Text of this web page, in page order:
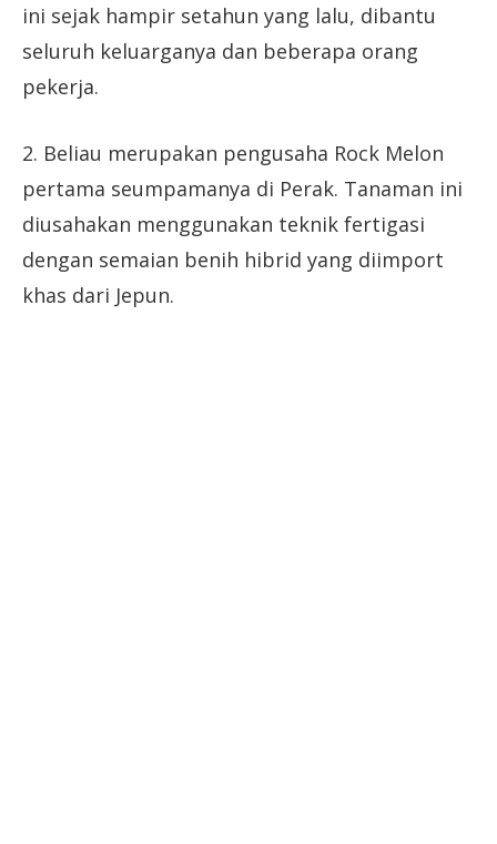
ini sejak hampir setahun yang lalu, dibantu
seluruh keluarganya dan beberapa orang
pekerja.
2. Beliau merupakan pengusaha Rock Melon
pertama seumpamanya di Perak. Tanaman ini
diusahakan menggunakan teknik fertigasi
dengan semaian benih hibrid yang diimport
khas dari Jepun.